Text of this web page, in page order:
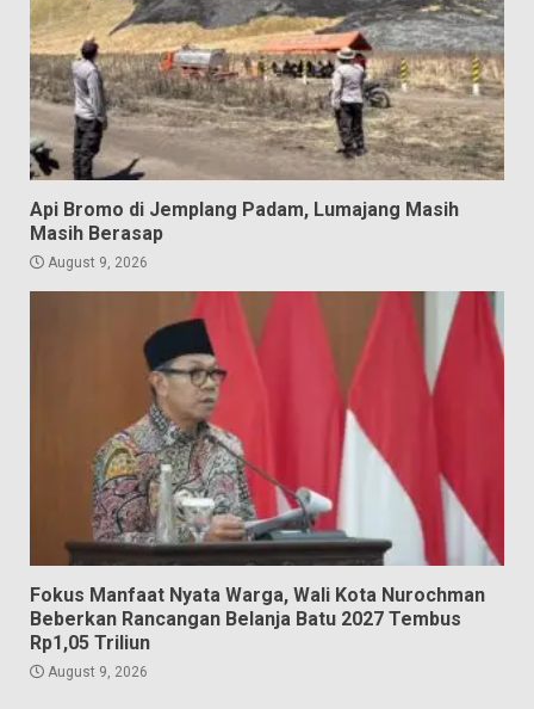
Api Bromo di Jemplang Padam, Lumajang Masih
Masih Berasap
August 9, 2026
Fokus Manfaat Nyata Warga, Wali Kota Nurochman
Beberkan Rancangan Belanja Batu 2027 Tembus
Rp1,05 Triliun
August 9, 2026